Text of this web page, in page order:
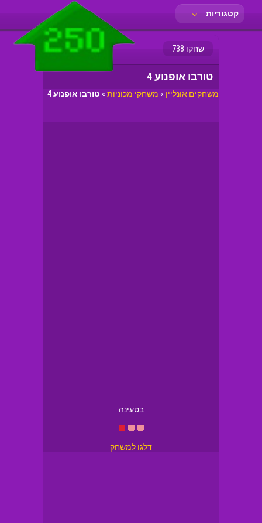
קטגוריות
שחקו 738
טורבו אופנוע 4
משחקים אונליין » משחקי מכוניות » טורבו אופנוע 4
בטעינה
דלגו למשחק